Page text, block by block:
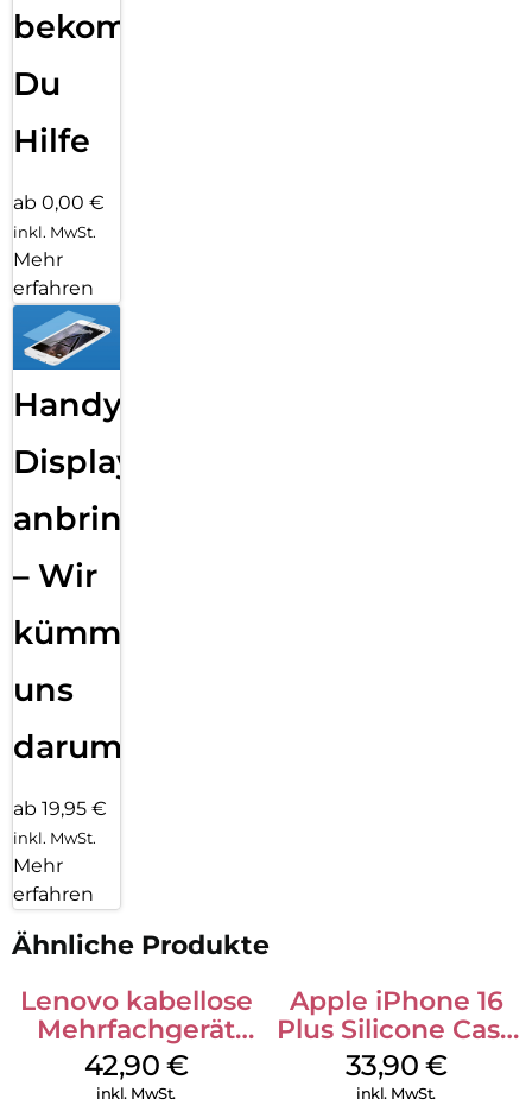
bekommst
Du
Hilfe
ab 0,00 €
inkl. MwSt.
Mehr
erfahren
Handy
Displayfolie
anbringen
– Wir
kümmern
uns
darum!
ab 19,95 €
inkl. MwSt.
Mehr
erfahren
Ähnliche Produkte
Lenovo kabellose
Mehrfachgerät
Luna Grey
42,90 €
inkl. MwSt.
Apple iPhone 16
Plus Silicone Case
MagSafe Lake
Green
33,90 €
inkl. MwSt.